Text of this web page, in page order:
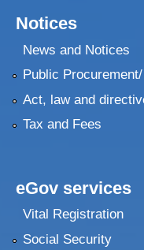
Notices
News and Notices
Public
Act, law and
Tax and Fees
eGov services
Vital Registration
Social Security